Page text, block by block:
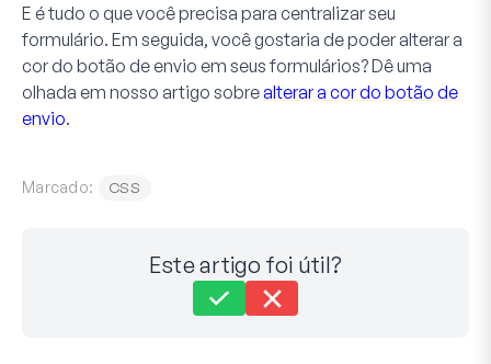
E é tudo o que você precisa para centralizar seu
formulário. Em seguida, você gostaria de poder alterar a
cor do botão de envio em seus formulários? Dê uma
olhada em nosso artigo sobrealterar a cor do botão de
envio.
Marcado: CSS
Este artigo foi útil?